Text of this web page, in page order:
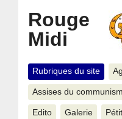
Rouge
Midi
Rubriques du site
Assises du
Edito Galerie